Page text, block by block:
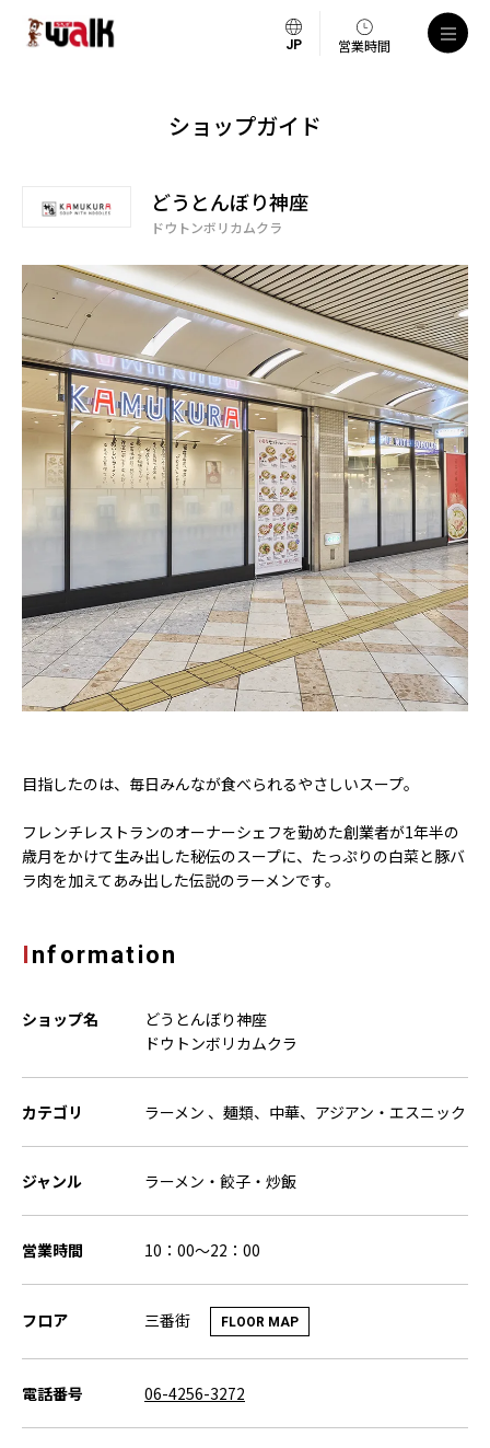
営業時間
ショップガイド
どうとんぼり神座
ドウトンボリカムクラ
目指したのは、毎日みんなが食べられるやさしいスープ。
フレンチレストランのオーナーシェフを勤めた創業者が1年半の
歳月をかけて生み出した秘伝のスープに、たっぷりの白菜と豚バ
ラ肉を加えてあみ出した伝説のラーメンです。
Information
ショップ名
どうとんぼり神座
ドウトンボリカムクラ
カテゴリ ラーメン 、麺類、中華、アジアン・エスニック
ジャンル ラーメン・餃子・炒飯
営業時間 10：00～22：00
フロア 三番街 FLOOR MAP
電話番号 06-4256-3272